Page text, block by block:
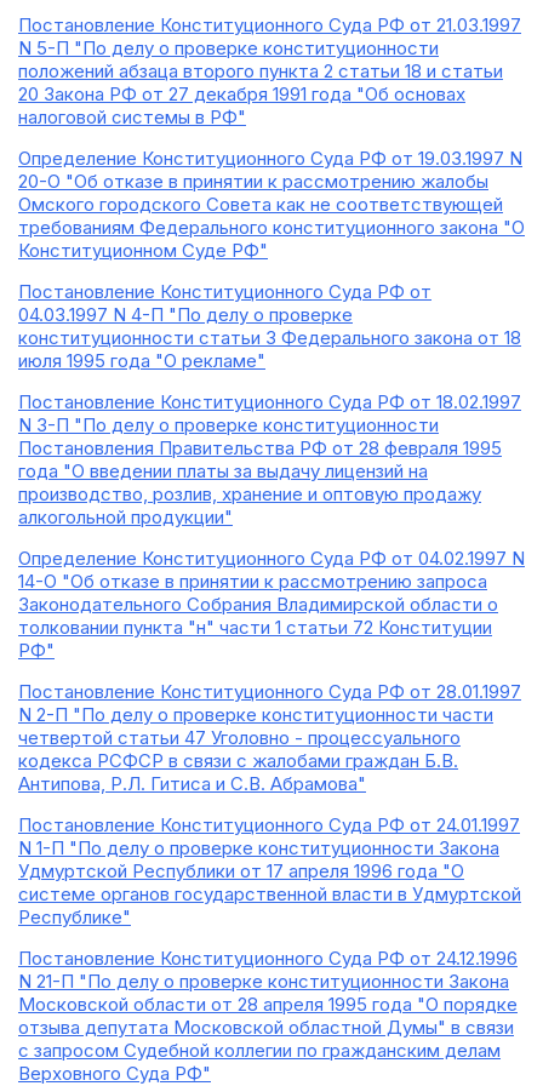
Постановление Конституционного Суда РФ от 21.03.1997
N 5-П "По делу о проверке конституционности
положений абзаца второго пункта 2 статьи 18 и статьи
20 Закона РФ от 27 декабря 1991 года "Об основах
налоговой системы в РФ"
Определение Конституционного Суда РФ от 19.03.1997 N
20-О "Об отказе в принятии к рассмотрению жалобы
Омского городского Совета как не соответствующей
требованиям Федерального конституционного закона "О
Конституционном Суде РФ"
Постановление Конституционного Суда РФ от
04.03.1997 N 4-П "По делу о проверке
конституционности статьи 3 Федерального закона от 18
июля 1995 года "О рекламе"
Постановление Конституционного Суда РФ от 18.02.1997
N 3-П "По делу о проверке конституционности
Постановления Правительства РФ от 28 февраля 1995
года "О введении платы за выдачу лицензий на
производство, розлив, хранение и оптовую продажу
алкогольной продукции"
Определение Конституционного Суда РФ от 04.02.1997 N
14-О "Об отказе в принятии к рассмотрению запроса
Законодательного Собрания Владимирской области о
толковании пункта "н" части 1 статьи 72 Конституции
РФ"
Постановление Конституционного Суда РФ от 28.01.1997
N 2-П "По делу о проверке конституционности части
четвертой статьи 47 Уголовно - процессуального
кодекса РСФСР в связи с жалобами граждан Б.В.
Антипова, Р.Л. Гитиса и С.В. Абрамова"
Постановление Конституционного Суда РФ от 24.01.1997
N 1-П "По делу о проверке конституционности Закона
Удмуртской Республики от 17 апреля 1996 года "О
системе органов государственной власти в Удмуртской
Республике"
Постановление Конституционного Суда РФ от 24.12.1996
N 21-П "По делу о проверке конституционности Закона
Московской области от 28 апреля 1995 года "О порядке
отзыва депутата Московской областной Думы" в связи
с запросом Судебной коллегии по гражданским делам
Верховного Суда РФ"